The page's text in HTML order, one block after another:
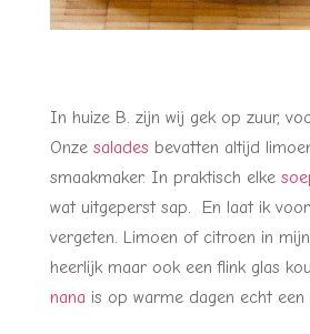
In huize B. zijn wij gek op zuur,
Onze salades bevatten altijd
smaakmaker. In praktisch elke
wat uitgeperst sap. En laat ik
vergeten. Limoen of citroen in
heerlijk maar ook een flink glas
nana is op warme dagen echt een